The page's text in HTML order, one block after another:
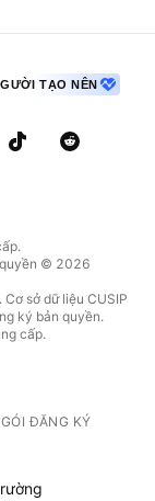
TẠO NÊN
quyền © 2026
sở dữ liệu CUSIP
ký bản quyền.
cấp.
ĐĂNG KÝ